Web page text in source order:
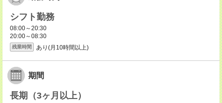
シフト勤務
08:00～20:30
20:00～08:30
残業時間 あり(月10時間以上)
期間
長期（3ヶ月以上）